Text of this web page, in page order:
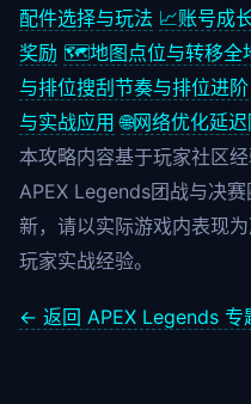
配件选择与玩法 📈账号成
奖励 🗺️地图点位与转移全
与排位搜刮节奏与排位进阶
与实战应用 🌐网络优化延迟
本攻略内容基于玩家社区
APEX Legends团战与决
新，请以实际游戏内表现
玩家实战经验。
← 返回 APEX Legends 专